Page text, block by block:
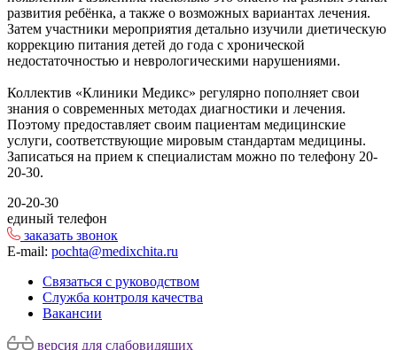
развития ребёнка, а также о возможных вариантах лечения.
Затем участники мероприятия детально изучили диетическую
коррекцию питания детей до года с хронической
недостаточностью и неврологическими нарушениями.
Коллектив «Клиники Медикс» регулярно пополняет свои
знания о современных методах диагностики и лечения.
Поэтому предоставляет своим пациентам медицинские
услуги, соответствующие мировым стандартам медицины.
Записаться на прием к специалистам можно по телефону 20-
20-30.
20-20-30
единый телефон
заказать звонок
E-mail: pochta@medixchita.ru
Связаться с руководством
Служба контроля качества
Вакансии
версия для слабовидящих